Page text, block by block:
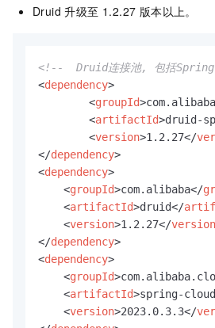
Druid 升级至 1.2.27 版本以上。
<!--  Druid连接池, 包括
<dependency>
<groupId>com.alibaba
<artifactId>druid-
<version>1.2.27</
</dependency>
<dependency>
<groupId>com.alibaba</
<artifactId>druid</
<version>1.2.27</version
</dependency>
<dependency>
<groupId>
<artifactId>spring-
<version>2023.0.3.3</